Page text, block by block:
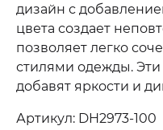
дизайн с
цвета создает
позволяет легко
стилями одежды. Эти
добавят яркости и
Артикул: DH2973-100